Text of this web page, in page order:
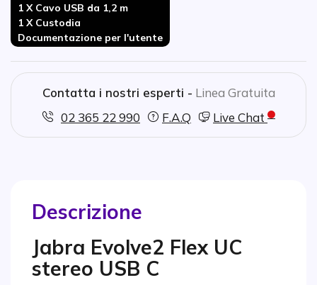
1 X Cavo USB da 1,2 m
1 X Custodia
Documentazione per l'utente
Contatta i nostri esperti - Linea Gratuita
02 365 22 990
F.A.Q Live Chat
Descrizione
Jabra Evolve2 Flex UC
stereo USB C